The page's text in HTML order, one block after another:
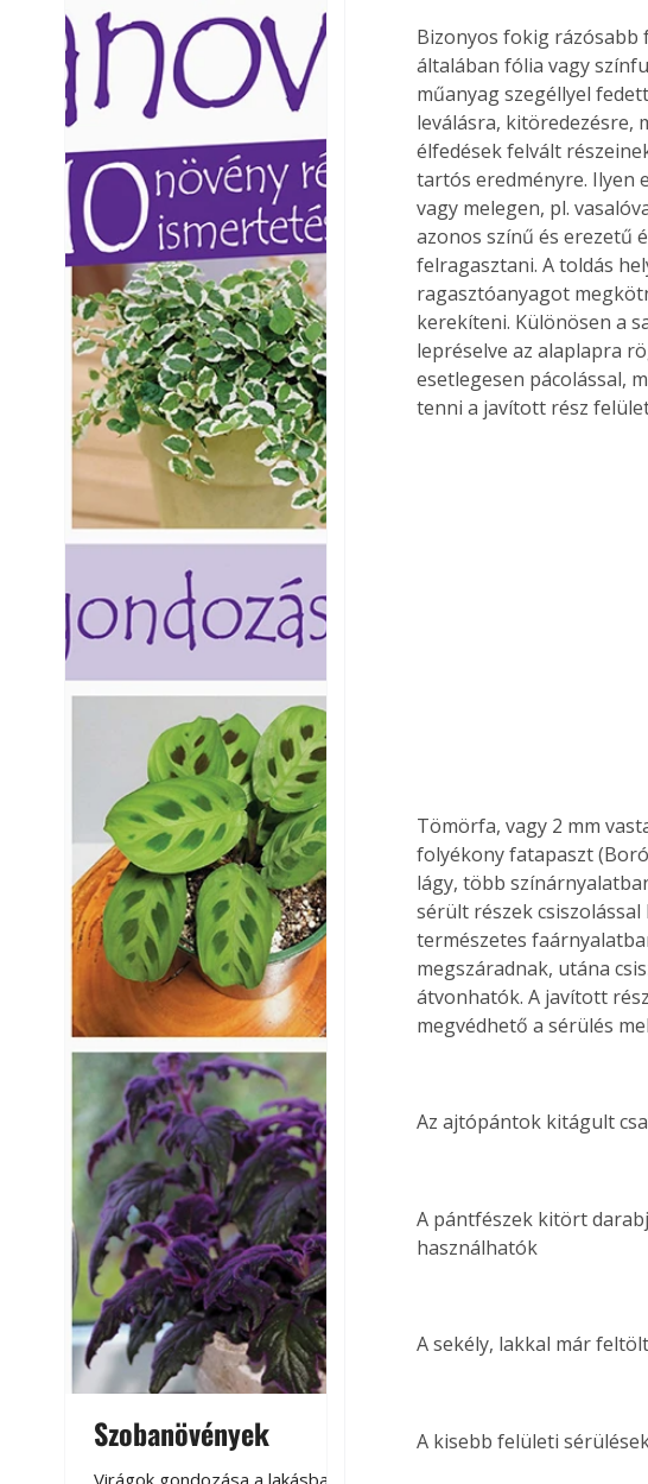
Szobanövények
Virágoskert: kertben,
Bizonyos fokig rázósabb
általában fólia vagy
műanyag szegéllyel
leválásra, kitöredezésre,
élfedések felvált
tartós eredményre. Ilyen
vagy melegen, pl.
azonos színű és erezetű
felragasztani. A toldás
ragasztóanyagot
kerekíteni. Különösen a
lepréselve az alaplapra
esetlegesen pácolással,
tenni a javított rész
Tömörfa, vagy 2 mm
folyékony fatapaszt
lágy, több
sérült részek
természetes
megszáradnak, utána
átvonhatók. A javított
megvédhető a sérülés
Az ajtópántok kitágult
A pántfészek kitört
használhatók
A sekély, lakkal már
A kisebb felületi